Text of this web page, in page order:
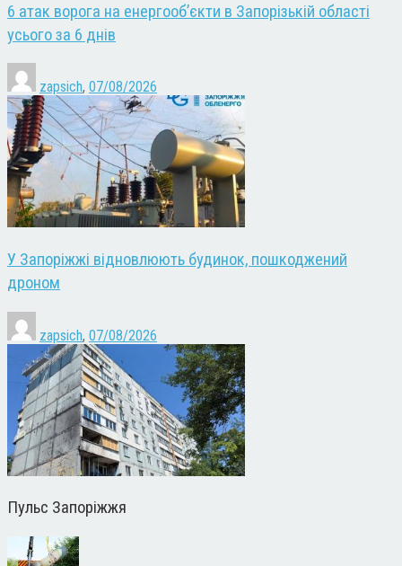
6 атак ворога на енергооб’єкти в Запорізькій області
усього за 6 днів
zapsich, 07/08/2026
У Запоріжжі відновлюють будинок, пошкоджений
дроном
zapsich, 07/08/2026
Пульс Запоріжжя